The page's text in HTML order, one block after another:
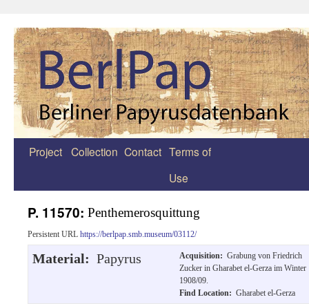
Zum
Project Collection Contact Terms of
Use
P. 11570: Penthemerosquittung
Persistent URL https://berlpap.smb.museum/03112/
Material: Papyrus Acquisition: Grabung von Friedrich
Zucker in Gharabet el-Gerza im Winter
1908/09.
Find Location: Gharabet el-Gerza